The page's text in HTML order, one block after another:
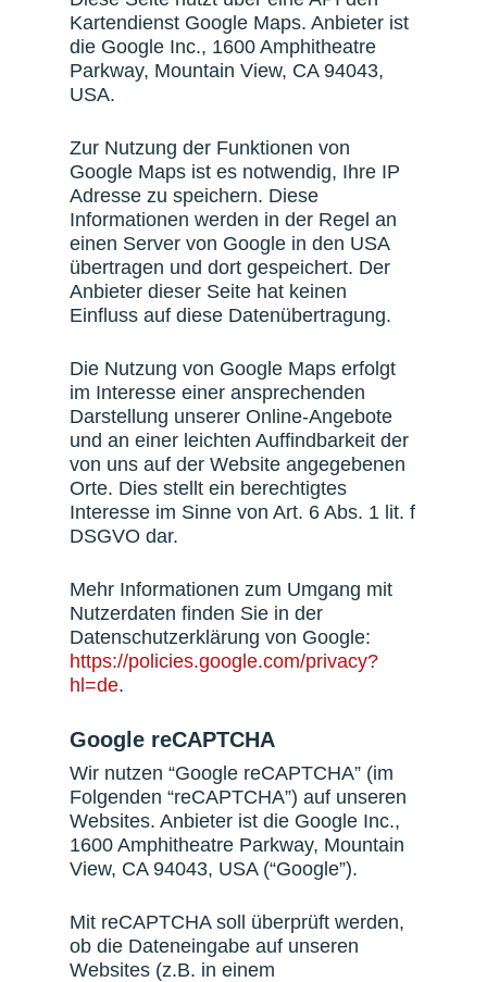
Kartendienst Google Maps. Anbieter ist
die Google Inc., 1600 Amphitheatre
Parkway, Mountain View, CA 94043,
USA.
Zur Nutzung der Funktionen von
Google Maps ist es notwendig, Ihre IP
Adresse zu speichern. Diese
Informationen werden in der Regel an
einen Server von Google in den USA
übertragen und dort gespeichert. Der
Anbieter dieser Seite hat keinen
Einfluss auf diese Datenübertragung.
Die Nutzung von Google Maps erfolgt
im Interesse einer ansprechenden
Darstellung unserer Online-Angebote
und an einer leichten Auffindbarkeit der
von uns auf der Website angegebenen
Orte. Dies stellt ein berechtigtes
Interesse im Sinne von Art. 6 Abs. 1 lit. f
DSGVO dar.
Mehr Informationen zum Umgang mit
Nutzerdaten finden Sie in der
Datenschutzerklärung von Google:
https://policies.google.com/privacy?
hl=de.
Google reCAPTCHA
Wir nutzen “Google reCAPTCHA” (im
Folgenden “reCAPTCHA”) auf unseren
Websites. Anbieter ist die Google Inc.,
1600 Amphitheatre Parkway, Mountain
View, CA 94043, USA (“Google”).
Mit reCAPTCHA soll überprüft werden,
ob die Dateneingabe auf unseren
Websites (z.B. in einem